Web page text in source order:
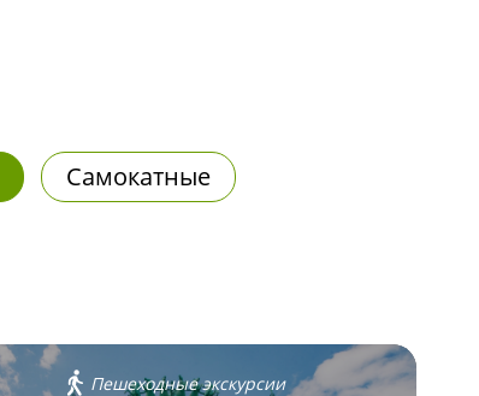
Самокатные
Пешеходные экскурсии